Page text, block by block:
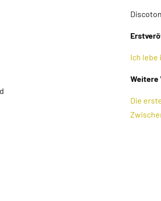
Ich lebe
Weitere
Die